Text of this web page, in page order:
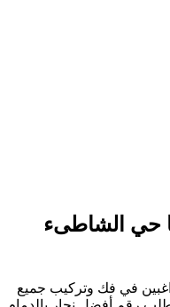
حي الشاطىء
في فك وتركيب جميع